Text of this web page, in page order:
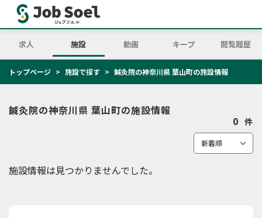
求人 施設 動画 キープ 閲覧履歴
トップページ 施設で探す 鍼灸院の神奈川県 葉山町の施設情報
鍼灸院の神奈川県 葉山町の施設情報
0 件
施設情報は見つかりませんでした。